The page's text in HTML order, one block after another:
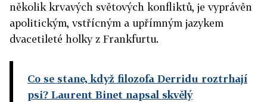
několik krvavých světových konfliktů, je vyprávěn
apolitickým, vstřícným a upřímným jazykem
dvacetileté holky z Frankfurtu.
Co se stane, když filozofa Derridu roztrhají
psi? Laurent Binet napsal skvělý